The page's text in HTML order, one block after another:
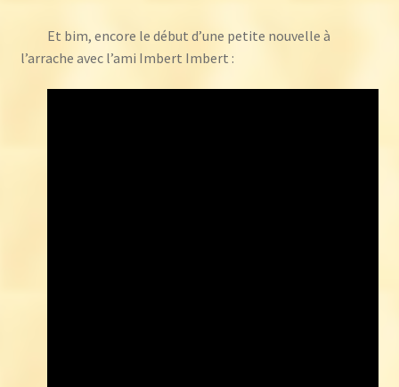
Et bim, encore le début d’une petite nouvelle à
l’arrache avec l’ami Imbert Imbert :